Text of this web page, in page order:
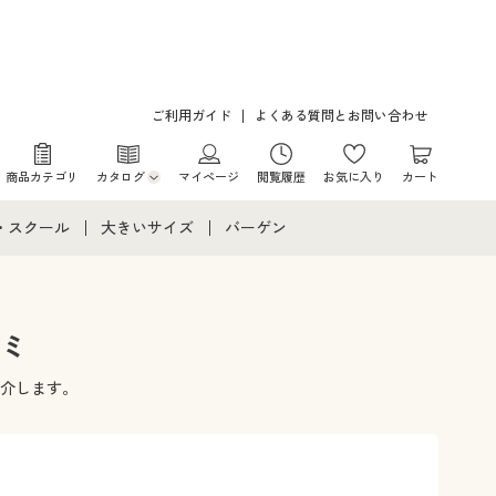
ご利用ガイド よくある質問とお問い合わせ
商品カテゴリ カタログ
カタログ・チラシからのご注文
マイページ 閲覧履歴 お気に入り カート
ト
スクール
学生服
ア・ティーンズ下着
大きいサイズ バーゲン
します。